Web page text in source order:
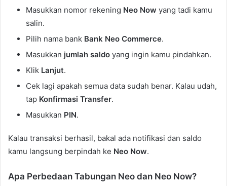
Masukkan nomor rekening Neo Now yang tadi kamu
salin.
Pilih nama bank Bank Neo Commerce.
Masukkan jumlah saldo yang ingin kamu pindahkan.
Klik Lanjut.
Cek lagi apakah semua data sudah benar. Kalau udah,
tap Konfirmasi Transfer.
Masukkan PIN.
Kalau transaksi berhasil, bakal ada notifikasi dan saldo
kamu langsung berpindah ke Neo Now.
Apa Perbedaan Tabungan Neo dan Neo Now?